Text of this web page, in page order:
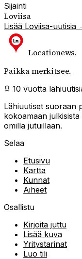
Sijainti
Loviisa
Lisää Loviisa-uutisia
Locationews.
Paikka merkitsee.
10 vuotta
Lähiuutiset suoraan
kokoamaan
omilla jutuillaan.
Selaa
Etusivu
Kartta
Kunnat
Aiheet
Osallistu
Kirjoita juttu
Lisää kuva
Yritystarinat
Luo tili